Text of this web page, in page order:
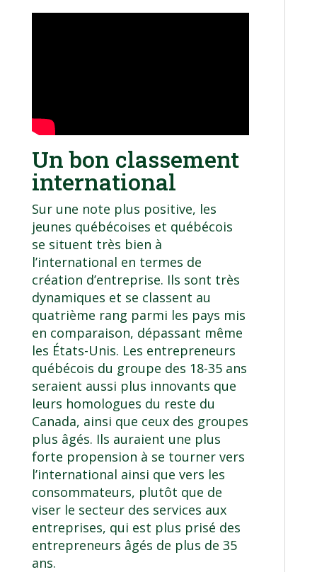
Un bon classement
international
Sur une note plus positive, les
jeunes québécoises et québécois
se situent très bien à
l’international en termes de
création d’entreprise. Ils sont très
dynamiques et se classent au
quatrième rang parmi les pays mis
en comparaison, dépassant même
les États-Unis. Les entrepreneurs
québécois du groupe des 18-35 ans
seraient aussi plus innovants que
leurs homologues du reste du
Canada, ainsi que ceux des groupes
plus âgés. Ils auraient une plus
forte propension à se tourner vers
l’international ainsi que vers les
consommateurs, plutôt que de
viser le secteur des services aux
entreprises, qui est plus prisé des
entrepreneurs âgés de plus de 35
ans.